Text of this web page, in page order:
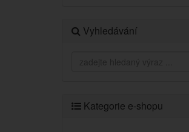
Vyhledávání
Kategorie e-shopu